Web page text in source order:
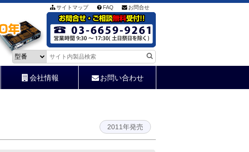
サイトマップ FAQ お問合せ
会社情報 お問い合わせ
2011年発売